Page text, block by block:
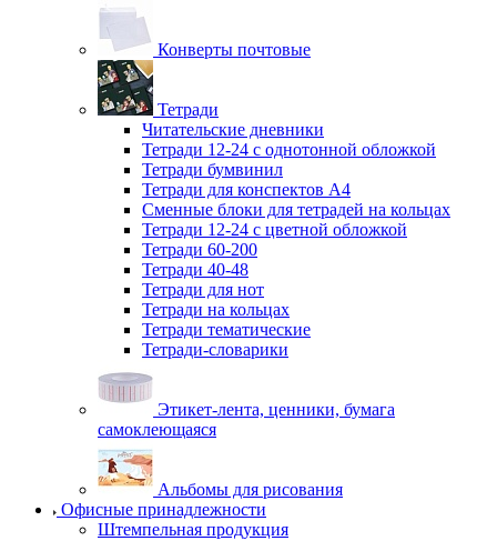
Конверты почтовые
Тетради
Читательские дневники
Тетради 12-24 с однотонной обложкой
Тетради бумвинил
Тетради для конспектов А4
Сменные блоки для тетрадей на кольцах
Тетради 12-24 с цветной обложкой
Тетради 60-200
Тетради 40-48
Тетради для нот
Тетради на кольцах
Тетради тематические
Тетради-словарики
Этикет-лента, ценники, бумага
самоклеющаяся
Альбомы для рисования
Офисные принадлежности
Штемпельная продукция